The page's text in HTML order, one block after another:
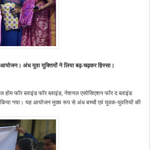
आयोजन। अंध युवा युक्तियों ने लिया बढ़-चढ़कर हिस्सा।
फॉर ब्लाइंड फॉर ब्लाइंड, नेशनल एसोसिएशन फॉर द ब्लाइंड
किया गया। यह आयोजन मुख्य रूप से अंध बच्चों एवं युवक-युवतियों की